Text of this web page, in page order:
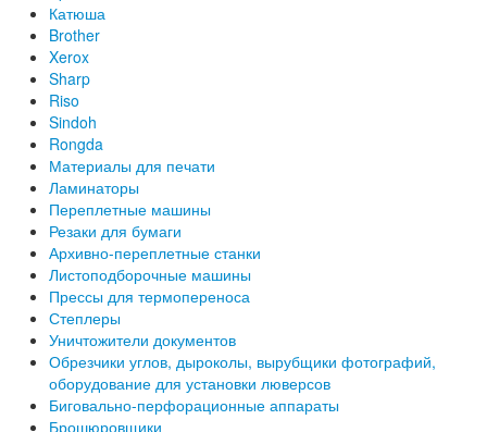
Катюша
Brother
Xerox
Sharp
Riso
Sindoh
Rongda
Материалы для печати
Ламинаторы
Переплетные машины
Резаки для бумаги
Архивно-переплетные станки
Листоподборочные машины
Прессы для термопереноса
Степлеры
Уничтожители документов
Обрезчики углов, дыроколы, вырубщики фотографий,
оборудование для установки люверсов
Биговально-перфорационные аппараты
Брошюровщики